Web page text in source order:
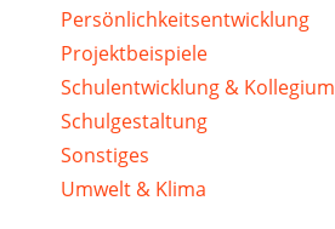
Persönlichkeitsentwicklung
Projektbeispiele
Schulentwicklung & Kollegium
Schulgestaltung
Sonstiges
Umwelt & Klima